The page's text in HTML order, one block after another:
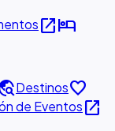
open_in_newhotel
Destinosfavorite
de Eventosopen_in_new